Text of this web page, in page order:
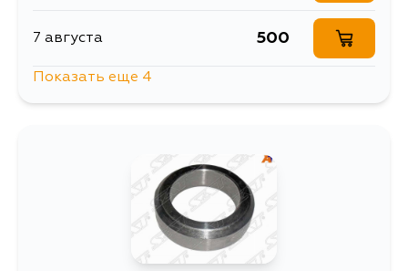
7 августа 500
696
696
Показать еще 4